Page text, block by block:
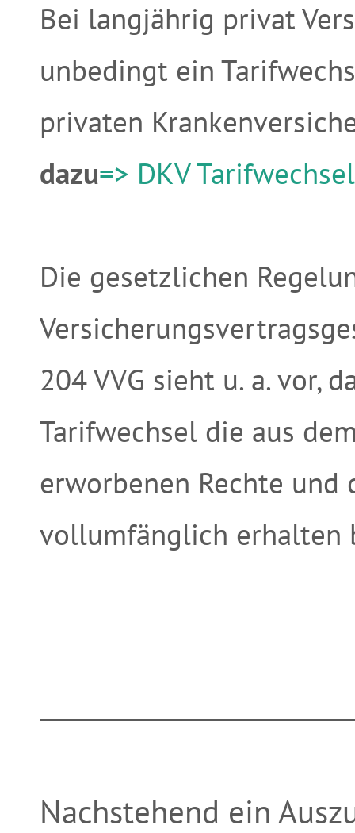
Bei langjährig privat
unbedingt ein
privaten
dazu=> DKV Tarifwechsel
Die gesetzlichen
204 VVG sieht u. a. vor,
Tarifwechsel die aus
erworbenen Rechte
vollumfänglich erhalten
Nachstehend ein